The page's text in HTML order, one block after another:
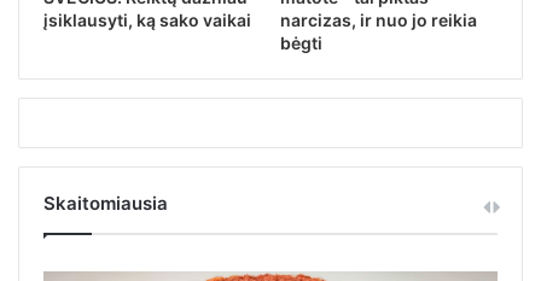
įsiklausyti, ką sako vaikai
narcizas, ir nuo jo reikia
bėgti
Skaitomiausia